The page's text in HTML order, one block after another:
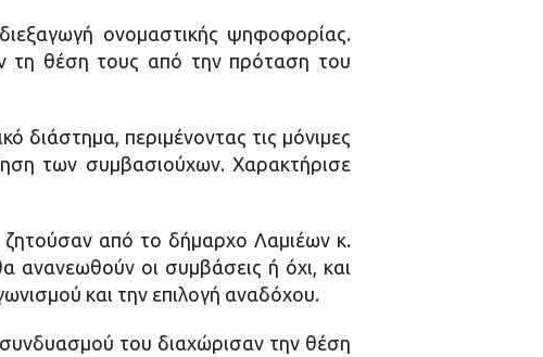
ονομαστικής ψηφοφορίας.
τη θέση τους από την πρόταση του
διάστημα, περιμένοντας τις μόνιμες
των συμβασιούχων. Χαρακτήρισε
ζητούσαν από το δήμαρχο Λαμιέων κ.
οι συμβάσεις ή όχι, και
και την επιλογή αναδόχου.
του διαχώρισαν την θέση